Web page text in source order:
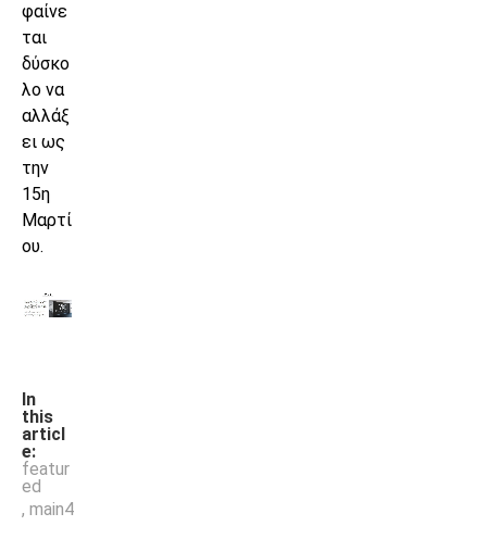
φαίνε
ται
δύσκο
λο να
αλλάξ
ει ως
την
15η
Μαρτί
ου.
In
this
articl
e:
featur
ed
, main4